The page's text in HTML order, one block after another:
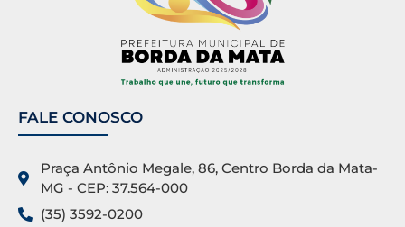
FALE CONOSCO
Praça Antônio Megale, 86, Centro Borda da Mata-
MG - CEP: 37.564-000
(35) 3592-0200